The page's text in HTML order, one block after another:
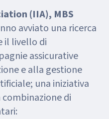
(IIA), MBS
avviato una ricerca
il livello di
assicurative
e alla gestione
una iniziativa
di